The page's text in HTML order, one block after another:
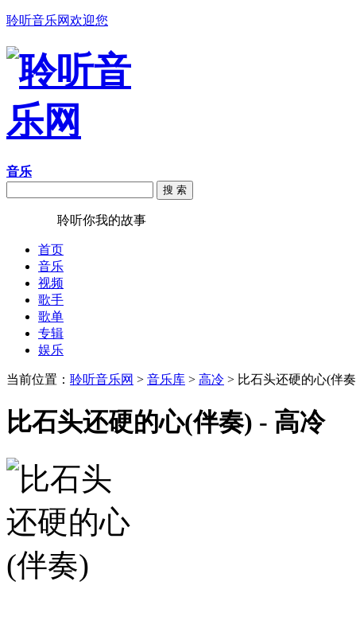
聆听音乐网欢迎您
音乐
搜 索
聆听你我的故事
首页
音乐
视频
歌手
歌单
专辑
娱乐
当前位置： 聆听音乐网 > 音乐库 > 高冷 > 比石头还硬的心(伴
比石头还硬的心(伴奏) - 高冷